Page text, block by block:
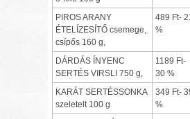
PIROS ARANY
ÉTELÍZESÍTŐ csemege,
csípős 160 g,
489 Ft-
%
DÁRDÁS ÍNYENC
SERTÉS VIRSLI 750 g,
1189 Ft-
30 %
KARÁT SERTÉSSONKA
szeletelt 100 g
349 Ft-
%